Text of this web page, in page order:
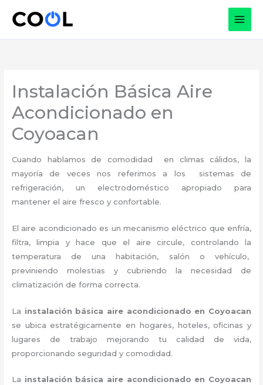
Instalación Básica Aire
Acondicionado en
Coyoacan
Cuando hablamos de comodidad en climas cálidos, la
mayoría de veces nos referimos a los sistemas de
refrigeración, un electrodoméstico apropiado para
mantener el aire fresco y confortable.
El aire acondicionado es un mecanismo eléctrico que enfría,
filtra, limpia y hace que el aire circule, controlando la
temperatura de una habitación, salón o vehículo,
previniendo molestias y cubriendo la necesidad de
climatización de forma correcta.
La instalación básica aire acondicionado en Coyoacan
se ubica estratégicamente en hogares, hoteles, oficinas y
lugares de trabajo
mejorando tu calidad de vida,
proporcionando seguridad y comodidad.
La instalación básica aire acondicionado en Coyoacan